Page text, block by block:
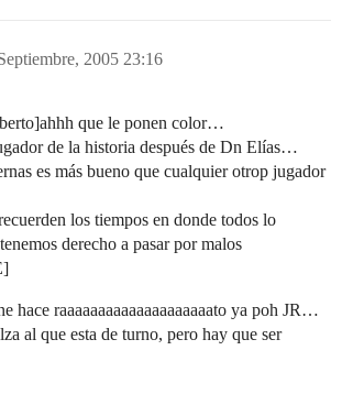
2005 23:16
que le ponen color…
de la historia después de Dn Elías…
es más bueno que cualquier otrop jugador
los tiempos en donde todos lo
derecho a pasar por malos
hace raaaaaaaaaaaaaaaaaaaato ya poh JR…
al que esta de turno, pero hay que ser